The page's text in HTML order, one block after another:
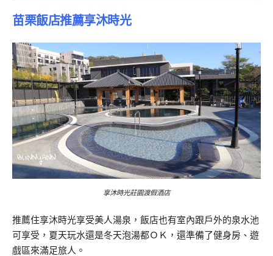
苗栗飯店推薦享沐時光
享沐時光莊園渡假酒店
推薦住享沐時光享受美人湯泉，飯店也有室內跟戶外的泉水池
可享受，夏天玩水還是冬天泡湯都ＯＫ，還準備了健身房、遊
戲區來滿足旅人。